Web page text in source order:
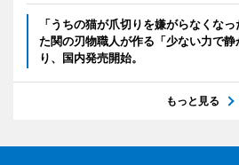
「うちの猫が爪切りを嫌がらなくな
た関の刃物職人が作る「少ない力で
り、国内発売開始。
もっと見る